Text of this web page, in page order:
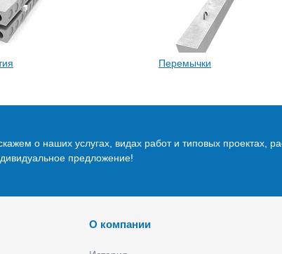
Перемычки
о наших услугах, видах работ и типовых проектах,
предложение!
О компании